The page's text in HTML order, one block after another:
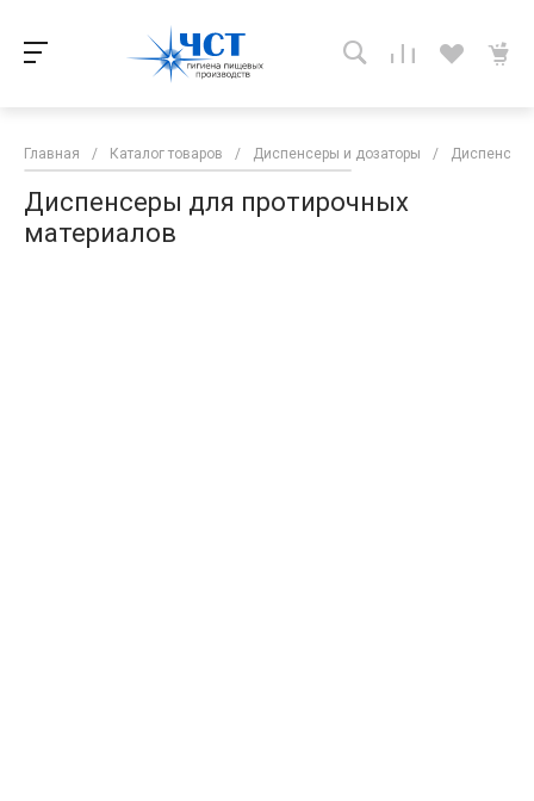
Главная / Каталог товаров / Диспенсеры и дозаторы /
Диспенсеры для протирочных
материалов